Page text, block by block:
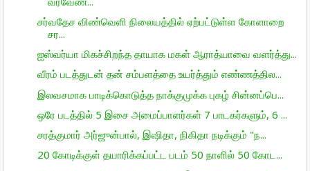
சர்வதேச விண்வெளி நிலையத்தில் ஏற்பட்டுள்ள கோளாறை
சர...
ஐஸ்வர்யா மிகச்சிறந்த தாயாக மகள் ஆராத்யாவை வளர்த்து...
வீரம் படத்துடன் தன் சம்பளத்தை உயர்த்தும் எண்ணத்தில...
இலவசமாக பாடிக்கொடுத்த நாக்குமுக்க புகழ் சின்னப்பெ...
ஒரே படத்தில் 5 இசை அமைப்பாளர்கள் 7 பாடகர்களும், 6 ...
சரத்குமார் அர்ஜுன்பால், இஷிதா, நிகிதா நடிக்கும் "ந...
20 கோடிக்குள் தயாரிக்கப்பட்ட படம் 50 நாளில் 50 கோட...